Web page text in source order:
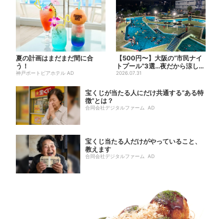
夏の計画はまだまだ間に合
う！
神戸ポートピアホテル AD
【500円〜】大阪の“市民ナイ
トプール”3選…夜だから涼しい
＆コスパ最強
2026.07.31
宝くじが当たる人にだけ共通する“ある特
徴”とは？
合同会社デジタルファーム AD
宝くじ当たる人だけがやっていること、
教えます
合同会社デジタルファーム AD